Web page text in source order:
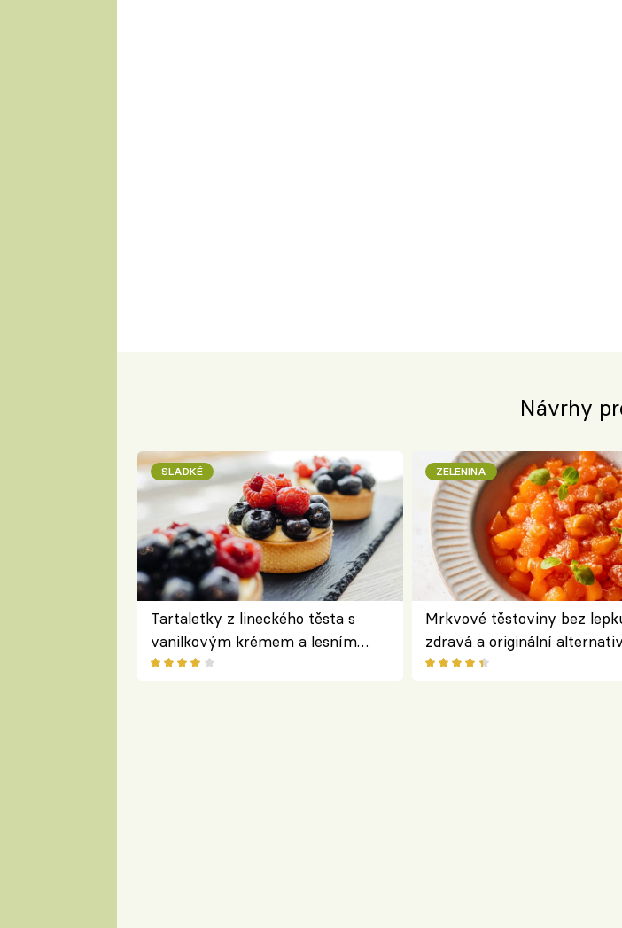
Návrhy
SLADKÉ
Tartaletky z lineckého těsta s
vanilkovým krémem a lesním
ovocem podle Bread Society
ZELENINA
Mrkvové těstoviny bez
zdravá a originální
klasiky